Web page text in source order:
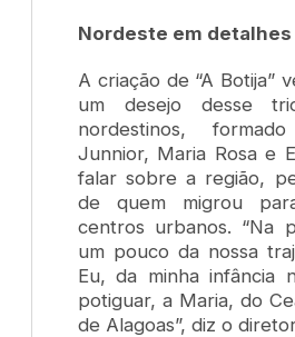
Nordeste em detalhes
A criação de “A Botija”
um desejo desse
nordestinos,
Junnior, Maria Rosa e
falar sobre a região,
de quem migrou
centros urbanos. “Na
um pouco da nossa
Eu, da minha infância
potiguar, a Maria, do
de Alagoas”, diz o